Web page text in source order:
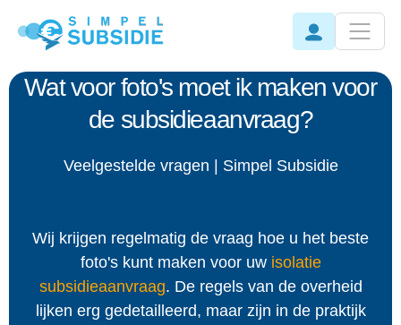
Wat voor foto's moet ik maken voor
de subsidieaanvraag?
Veelgestelde vragen | Simpel Subsidie
Wij krijgen regelmatig de vraag hoe u het beste
foto's kunt maken voor uw isolatie
subsidieaanvraag. De regels van de overheid
lijken erg gedetailleerd, maar zijn in de praktijk